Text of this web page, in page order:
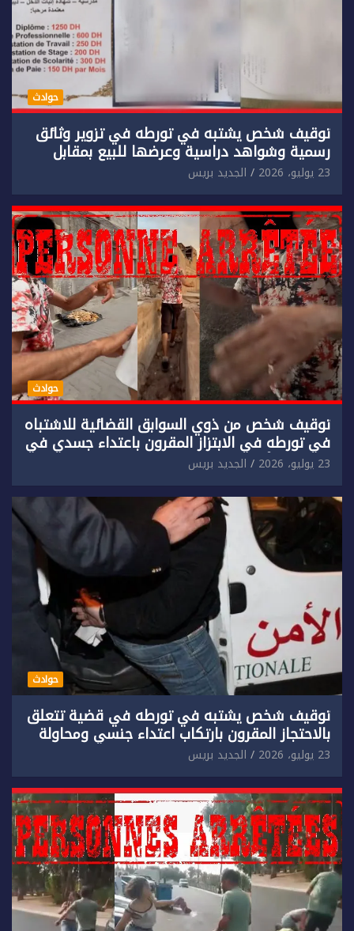
حوادث
توقيف شخص يشتبه في تورطه في تزوير وثائق
رسمية وشواهد دراسية وعرضها للبيع بمقابل
مادي.
23 يوليو، 2026 الجديد بريس
حوادث
توقيف شخص من ذوي السوابق القضائية للاشتباه
في تورطه في الابتزاز المقرون باعتداء جسدي في
حق سائح أجنبي.
23 يوليو، 2026 الجديد بريس
حوادث
توقيف شخص يشتبه في تورطه في قضية تتعلق
بالاحتجاز المقرون بارتكاب اعتداء جنسي ومحاولة
إضرام النار عمدا.
23 يوليو، 2026 الجديد بريس